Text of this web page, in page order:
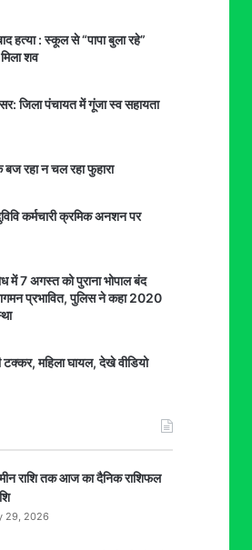
हत्या : स्कूल से “पापा बुला रहे”
शव
जिला पंचायत में गूंजा स्व सहायता
रहा न चल रहा फुहारा
कर्मचारी क्रमिक अनशन पर
में 7 अगस्त को पुराना भोपाल बंद
प्रभावित, पुलिस ने कहा 2020
टक्कर, महिला घायल, देखे वीडियो
राशि तक आज का दैनिक राशिफल
29, 2026